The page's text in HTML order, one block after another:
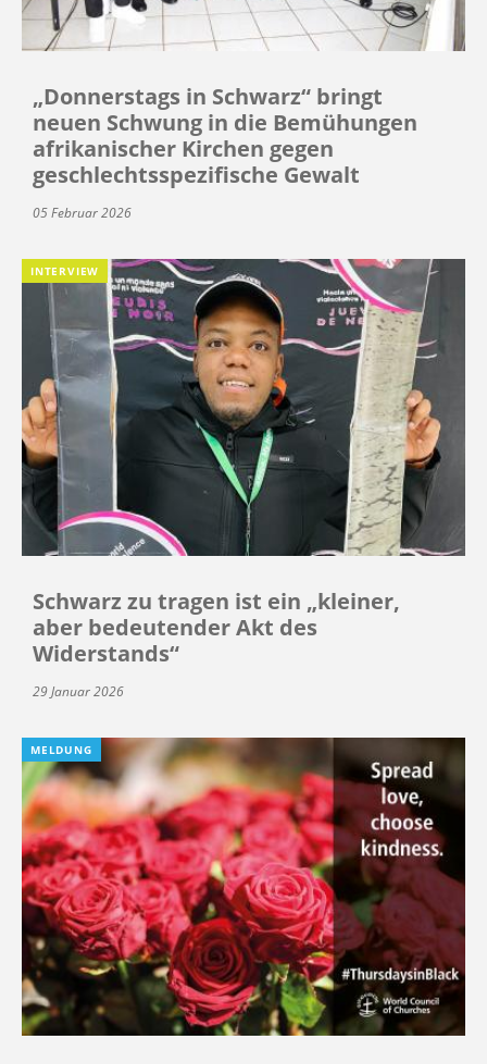
„Donnerstags in Schwarz“ bringt
neuen Schwung in die Bemühungen
afrikanischer Kirchen gegen
geschlechtsspezifische Gewalt
05 Februar 2026
INTERVIEW
Schwarz zu tragen ist ein „kleiner,
aber bedeutender Akt des
Widerstands“
29 Januar 2026
MELDUNG